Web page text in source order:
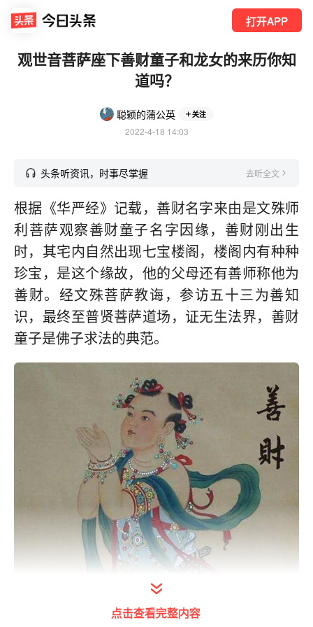
打开APP
观世音菩萨座下善财童子和龙女的来历你知
道吗？
聪颖的蒲公英 关注
2022-4-18 14:03
头条听资讯，时事尽掌握 去听全文
根据《华严经》记载，善财名字来由是文殊师
利菩萨观察善财童子名字因缘，善财刚出生
时，其宅内自然出现七宝楼阁，楼阁内有种种
珍宝，是这个缘故，他的父母还有善师称他为
善财。经文殊菩萨教诲，参访五十三为善知
识，最终至普贤菩萨道场，证无生法界，善财
童子是佛子求法的典范。
点击查看完整内容